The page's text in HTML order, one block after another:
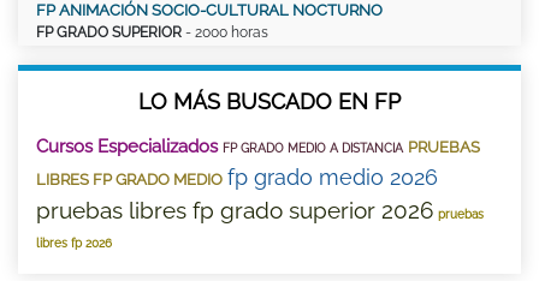
FP ANIMACIÓN SOCIO-CULTURAL NOCTURNO
FP GRADO SUPERIOR - 2000 horas
LO MÁS BUSCADO EN FP
Cursos Especializados FP GRADO MEDIO A DISTANCIA PRUEBAS
LIBRES FP GRADO MEDIO fp grado medio 2026
pruebas libres fp grado superior 2026 pruebas
libres fp 2026